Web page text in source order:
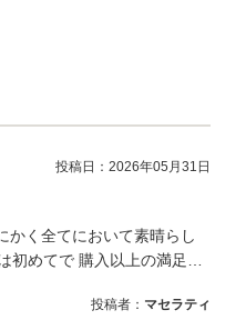
投稿日： 2026年05月31日
かく全てにおいて素晴らし
初めてで 購入以上の満足…
投稿者： マセラティ